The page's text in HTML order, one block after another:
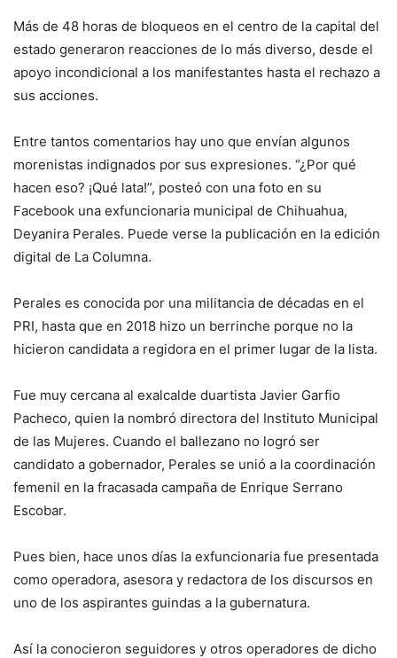
Más de 48 horas de bloqueos en el centro de la capital del
estado generaron reacciones de lo más diverso, desde el
apoyo incondicional a los manifestantes hasta el rechazo a
sus acciones.
Entre tantos comentarios hay uno que envían algunos
morenistas indignados por sus expresiones. “¿Por qué
hacen eso? ¡Qué lata!”, posteó con una foto en su
Facebook una exfuncionaria municipal de Chihuahua,
Deyanira Perales. Puede verse la publicación en la edición
digital de La Columna.
Perales es conocida por una militancia de décadas en el
PRI, hasta que en 2018 hizo un berrinche porque no la
hicieron candidata a regidora en el primer lugar de la lista.
Fue muy cercana al exalcalde duartista Javier Garfio
Pacheco, quien la nombró directora del Instituto Municipal
de las Mujeres. Cuando el ballezano no logró ser
candidato a gobernador, Perales se unió a la coordinación
femenil en la fracasada campaña de Enrique Serrano
Escobar.
Pues bien, hace unos días la exfuncionaria fue presentada
como operadora, asesora y redactora de los discursos en
uno de los aspirantes guindas a la gubernatura.
Así la conocieron seguidores y otros operadores de dicho